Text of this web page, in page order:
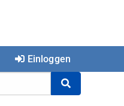
Einloggen